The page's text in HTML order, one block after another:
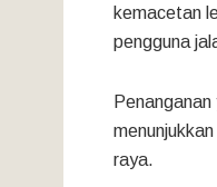
kemacetan
pengguna
raya.